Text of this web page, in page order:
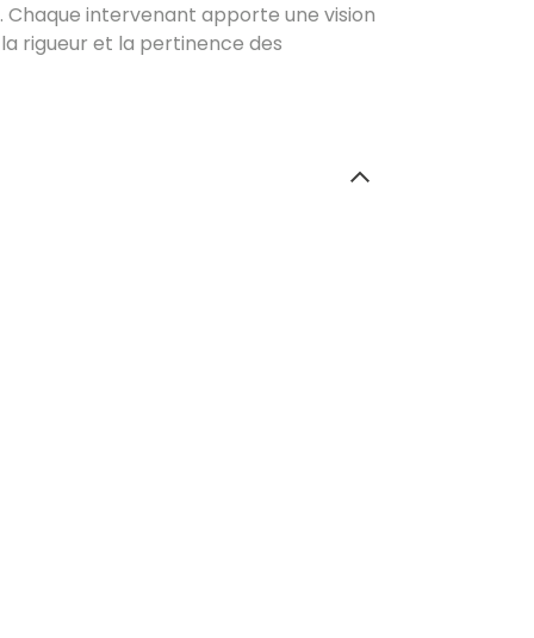
Chaque intervenant apporte une vision
rigueur et la pertinence des